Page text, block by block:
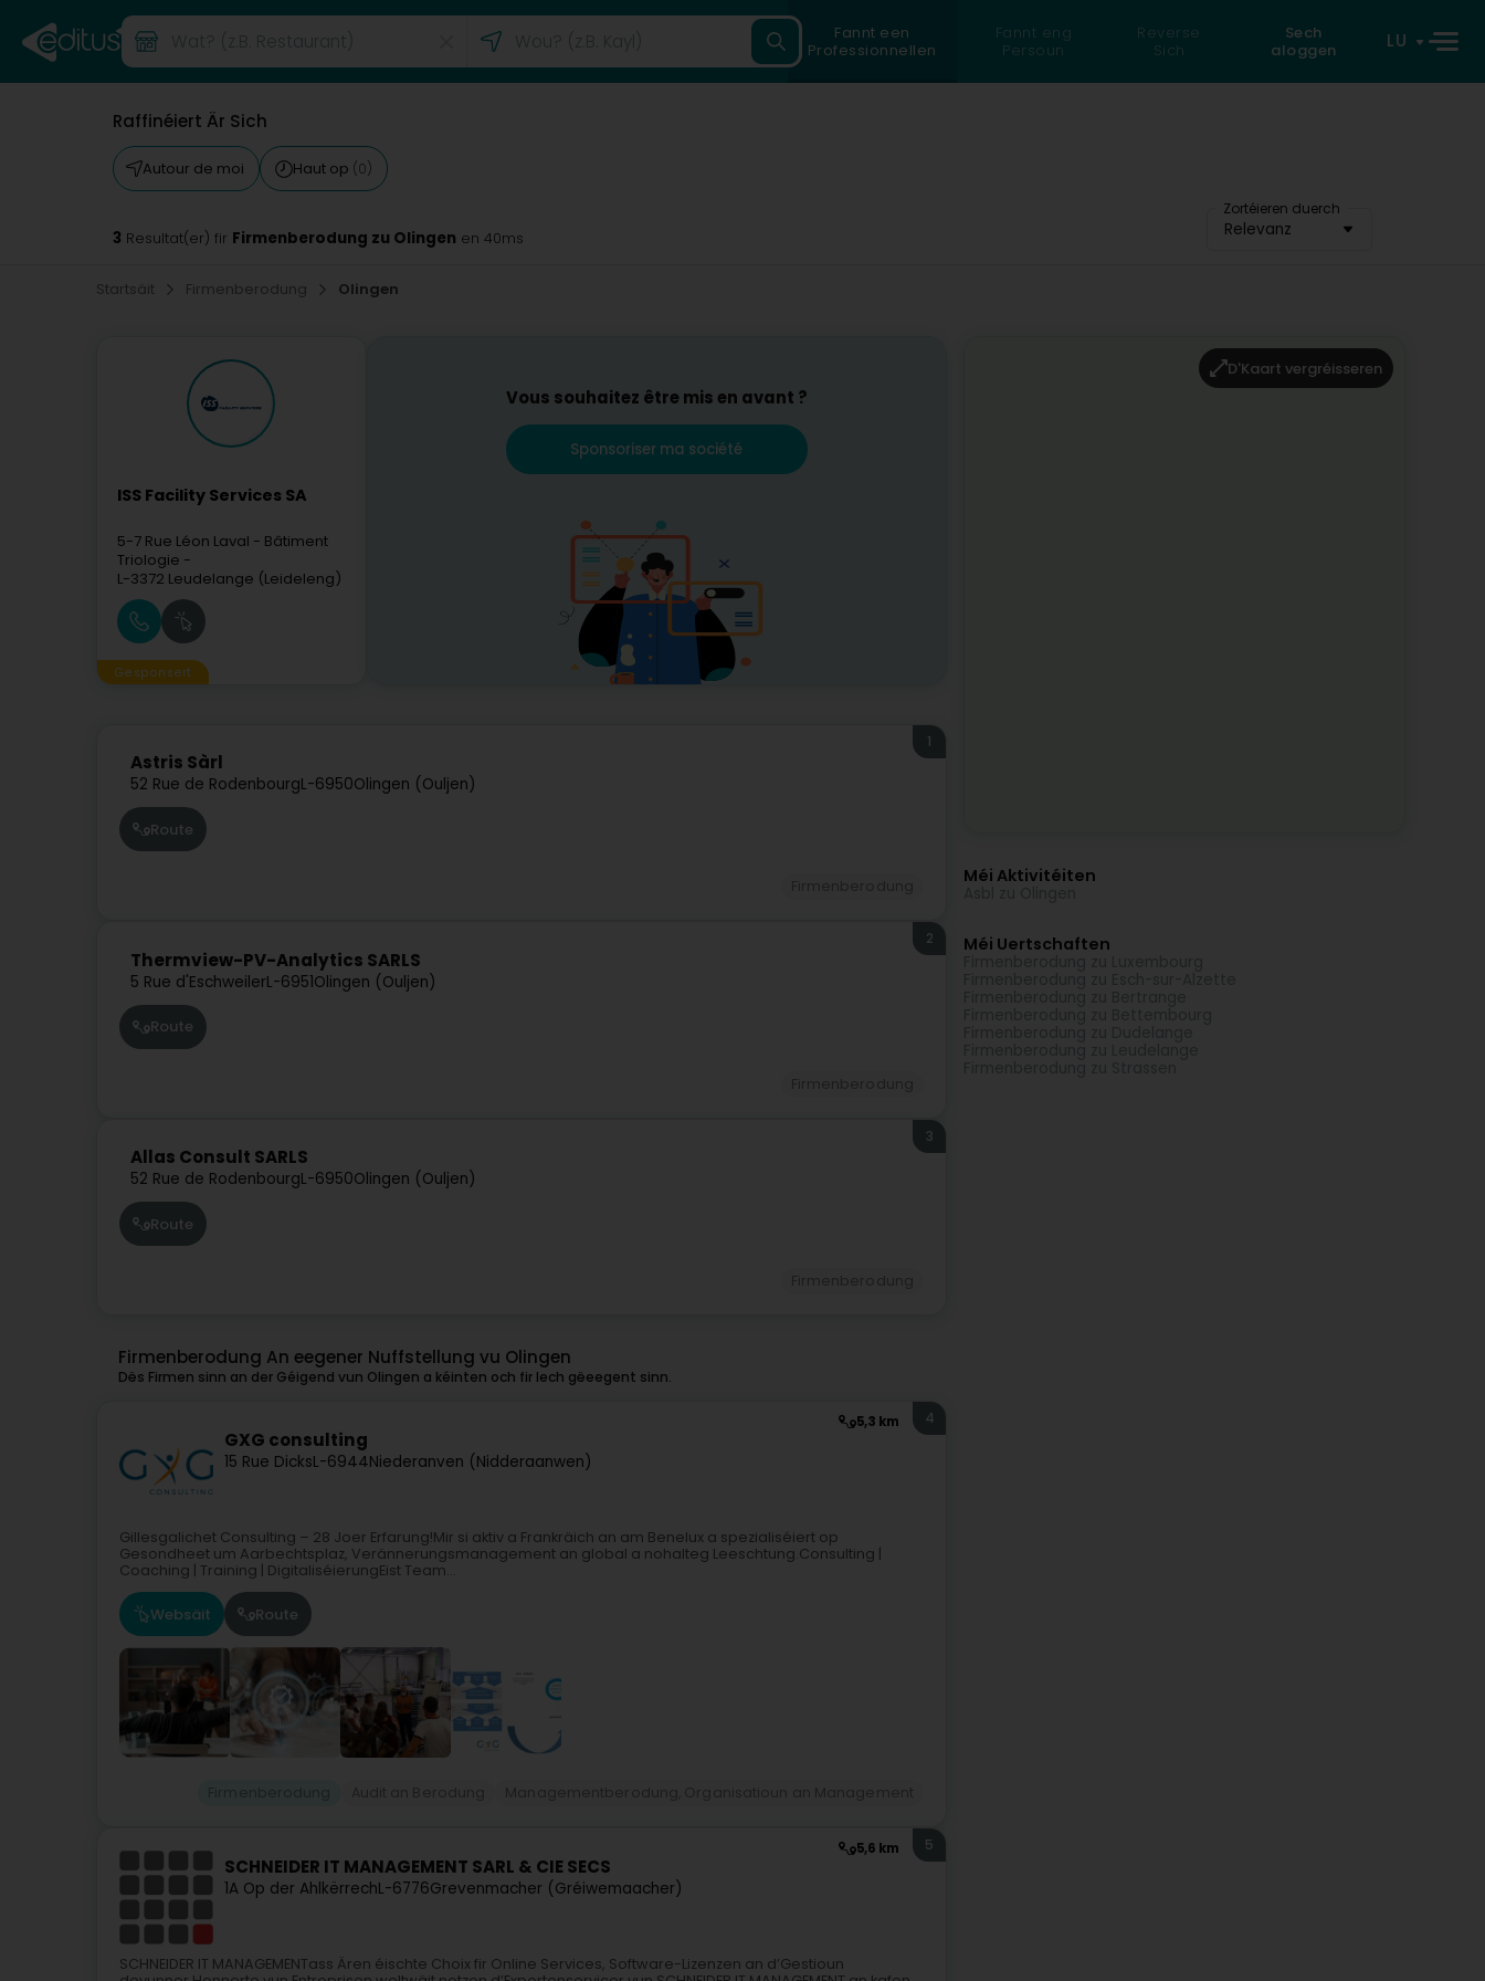
Fannt een
Professionnellen
Fannt eng
Persoun
Reverse
Sich
Sech
aloggen
LU
Raffinéiert Är Sich
Autour de moi Haut op (0)
Zortéieren duerch
Relevanz
3 Resultat(er) fir Firmenberodung zu Olingen en 40ms
Startsäit Firmenberodung Olingen
ISS Facility Services SA
5-7 Rue Léon Laval - Bâtiment
Triologie -
L-3372 Leudelange (Leideleng)
Gesponsert
Vous souhaitez être mis en avant ?
Sponsoriser ma société
Astris Sàrl
52 Rue de RodenbourgL-6950Olingen (Ouljen)
1
Route
Thermview-PV-Analytics SARLS
5 Rue d'EschweilerL-6951Olingen (Ouljen)
2
Route
Allas Consult SARLS
52 Rue de RodenbourgL-6950Olingen (Ouljen)
3
Route
Firmenberodung An eegener Nuffstellung vu Olingen
Dës Firmen sinn an der Géigend vun Olingen a kéinten och fir Iech gëeegent sinn.
5,3 km
GXG consulting
15 Rue DicksL-6944Niederanven (Nidderaanwen)
4
Gillesgalichet Consulting – 28 Joer Erfarung!Mir si aktiv a Frankräich an am Benelux a spezialiséiert op
Gesondheet um Aarbechtsplaz, Verännerungsmanagement an global a nohalteg Leeschtung.Consulting |
Coaching | Training | DigitaliséierungEist Team...
Websäit Route
5,6 km
SCHNEIDER IT MANAGEMENT SARL & CIE SECS
1A Op der AhlkërrechL-6776Grevenmacher (Gréiwemaacher)
5
SCHNEIDER IT MANAGEMENTass Ären éischte Choix fir Online Services, Software-Lizenzen an d’Gestioun
D'Kaart vergréisseren
Méi Aktivitéiten
Méi Uertschaften